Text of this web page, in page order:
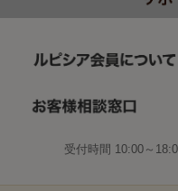
受付時間 10:00～